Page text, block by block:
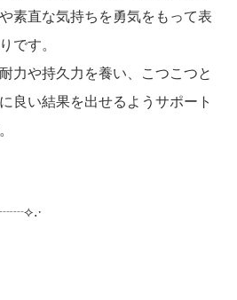
素直な気持ちを勇気をもって表
です。
力や持久力を養い、こつこつと
良い結果を出せるようサポート